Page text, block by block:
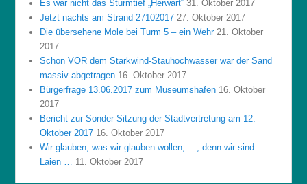
Es war nicht das Sturmtief „Herwart“ 31. Oktober 2017
Jetzt nachts am Strand 27102017 27. Oktober 2017
Die übersehene Mole bei Turm 5 – ein Wehr 21. Oktober
2017
Schon VOR dem Starkwind-Stauhochwasser war der Sand
massiv abgetragen 16. Oktober 2017
Bürgerfrage 13.06.2017 zum Museumshafen 16. Oktober
2017
Bericht zur Sonder-Sitzung der Stadtvertretung am 12.
Oktober 2017 16. Oktober 2017
Wir glauben, was wir glauben wollen, …, denn wir sind
Laien …
11. Oktober 2017